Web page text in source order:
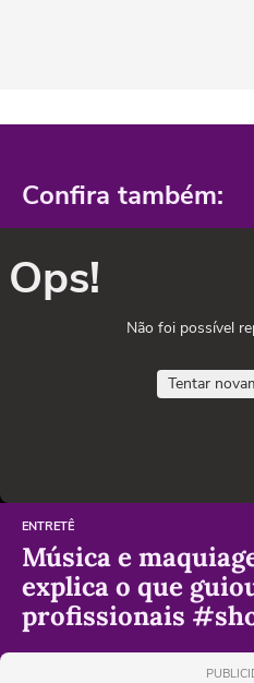
Confira também:
Ops!
Não foi possível
Tentar
ENTRETÊ
Música e
explica o que
profissionais